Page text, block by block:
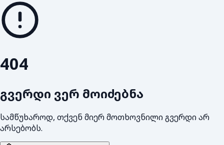
404
გვერდი ვერ მოიძებნა
სამწუხაროდ, თქვენ მიერ მოთხოვნილი გვერდი არ
არსებობს.